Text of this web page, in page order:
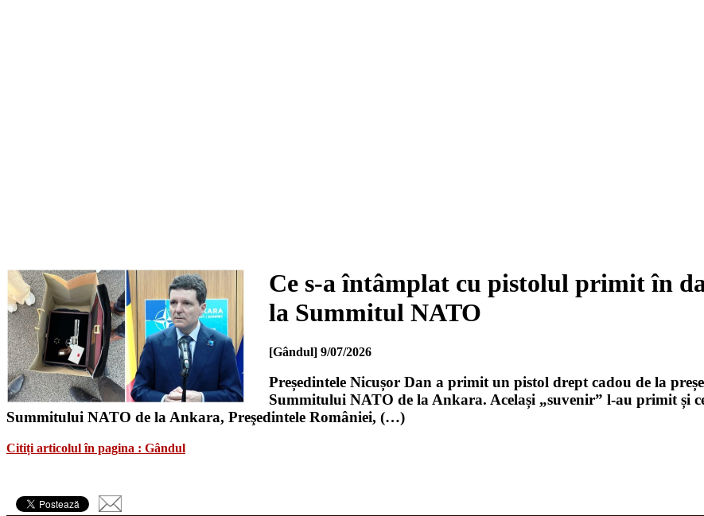
Ce s-a întâmplat cu pistolul primit în
la Summitul NATO
[Gândul] 9/07/2026
Președintele Nicușor Dan a primit un pistol drept cadou de la
Summitului NATO de la Ankara. Același „suvenir” l-au primit și
Summitului NATO de la Ankara, Preşedintele României, (…)
Citiți articolul în pagina : Gândul